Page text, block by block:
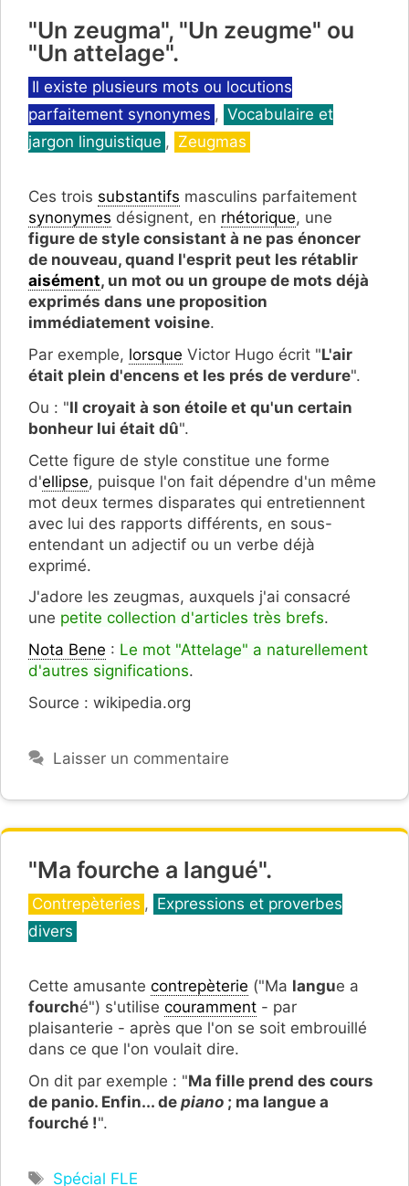
"Un zeugma", "Un zeugme" ou
"Un attelage".
Catégories
Il existe plusieurs mots ou locutions
parfaitement synonymes , Vocabulaire et
jargon linguistique , Zeugmas
Ces trois substantifs masculins parfaitement
synonymes désignent, en rhétorique, une
figure de style consistant à ne pas énoncer
de nouveau, quand l'esprit peut les rétablir
aisément, un mot ou un groupe de mots déjà
exprimés dans une proposition
immédiatement voisine.
Par exemple, lorsque Victor Hugo écrit "L'air
était plein d'encens et les prés de verdure".
Ou : "Il croyait à son étoile et qu'un certain
bonheur lui était dû".
Cette figure de style constitue une forme
d'ellipse, puisque l'on fait dépendre d'un même
mot deux termes disparates qui entretiennent
avec lui des rapports différents, en sous-
entendant un adjectif ou un verbe déjà
exprimé.
J'adore les zeugmas, auxquels j'ai consacré
une petite collection d'articles très brefs.
Nota Bene : Le mot "Attelage" a naturellement
d'autres significations.
Source : wikipedia.org
Laisser un commentaire
"Ma fourche a langué".
Catégories
Contrepèteries , Expressions et proverbes
divers
Cette amusante contrepèterie ("Ma langue a
fourché") s'utilise couramment - par
plaisanterie - après que l'on se soit embrouillé
dans ce que l'on voulait dire.
On dit par exemple : "Ma fille prend des cours
de panio. Enfin... de piano ; ma langue a
fourché !".
Étiquettes
Spécial FLE